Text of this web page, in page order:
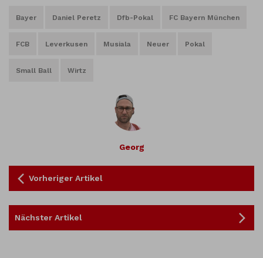
Bayer Daniel Peretz Dfb-Pokal FC Bayern München
FCB Leverkusen Musiala Neuer Pokal
Small Ball Wirtz
Georg
Vorheriger Artikel
Nächster Artikel